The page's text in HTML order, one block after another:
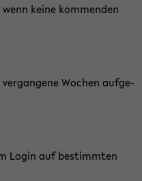
keine kom­men­den
Wo­chen auf­ge­
Login auf be­stimm­ten